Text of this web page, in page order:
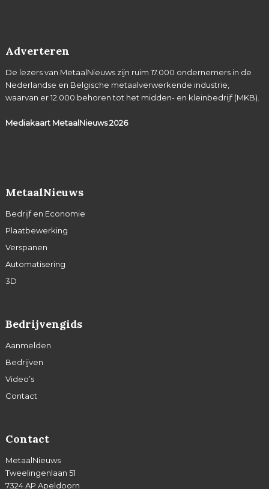
Adverteren
De lezers van MetaalNieuws zijn ruim 17.000 ondernemers in de
Nederlandse en Belgische metaalverwerkende industrie,
waarvan er 12.000 behoren tot het midden- en kleinbedrijf (MKB).
Mediakaart MetaalNieuws2026
MetaalNieuws
Bedrijf en Economie
Plaatbewerking
Verspanen
Automatisering
3D
Bedrijvengids
Aanmelden
Bedrijven
Video’s
Contact
Contact
MetaalNieuws
Tweelingenlaan 51
7324 AP Apeldoorn